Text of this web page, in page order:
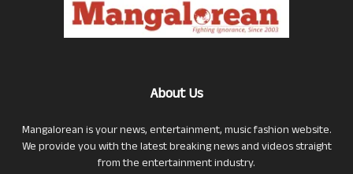
About Us
Mangalorean is your news, entertainment, music fashion website.
We provide you with the latest breaking news and videos straight
from the entertainment industry.